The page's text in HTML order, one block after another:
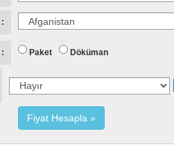
Paket Döküman
Fiyat Hesapla